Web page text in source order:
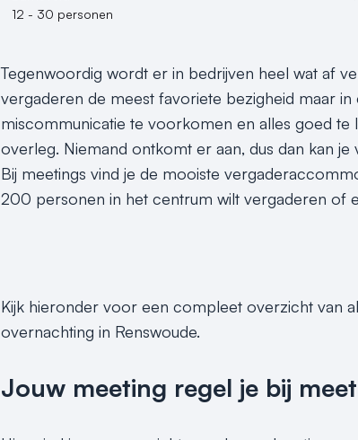
12 - 30 personen
Tegenwoordig wordt er in bedrijven heel wat af
vergaderen de meest favoriete bezigheid maar
miscommunicatie te voorkomen en alles goed te
overleg. Niemand ontkomt er aan, dus dan kan
Bij meetings vind je de mooiste
200 personen in het centrum wilt vergaderen of
Kijk hieronder voor een compleet overzicht van
overnachting in Renswoude.
Jouw meeting regel je bij